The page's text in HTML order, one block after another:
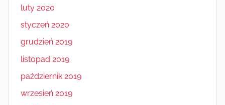
luty 2020
styczeń 2020
grudzień 2019
listopad 2019
październik 2019
wrzesień 2019